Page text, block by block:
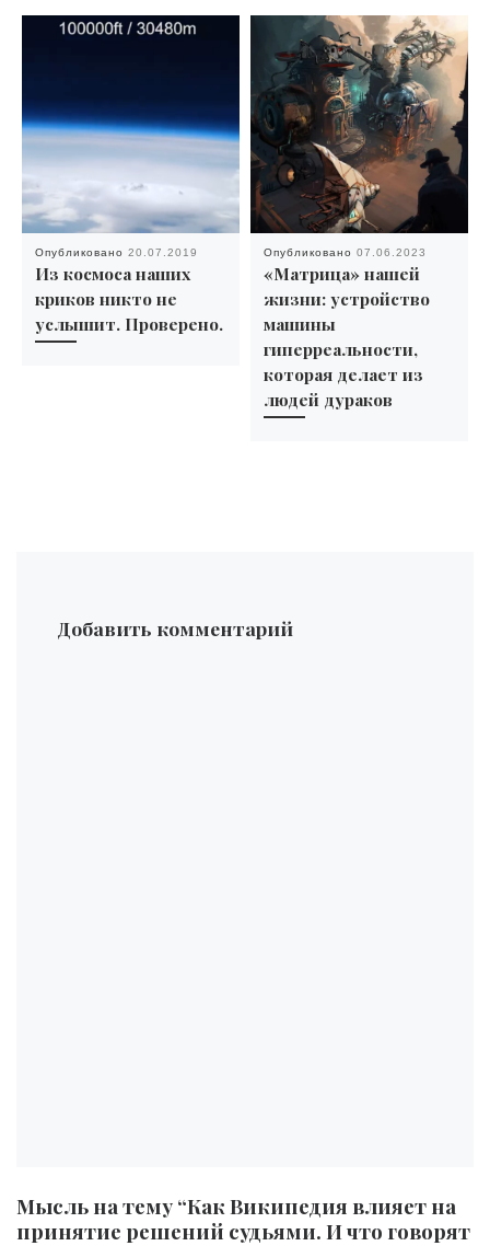
Опубликовано 20.07.2019
Из космоса наших
криков никто не
услышит. Проверено.
Опубликовано 07.06.2023
«Матрица» нашей
жизни: устройство
машины
гиперреальности,
которая делает из
людей дураков
Добавить комментарий
Мысль на тему “Как Википедия влияет на
принятие решений судьями. И что говорят